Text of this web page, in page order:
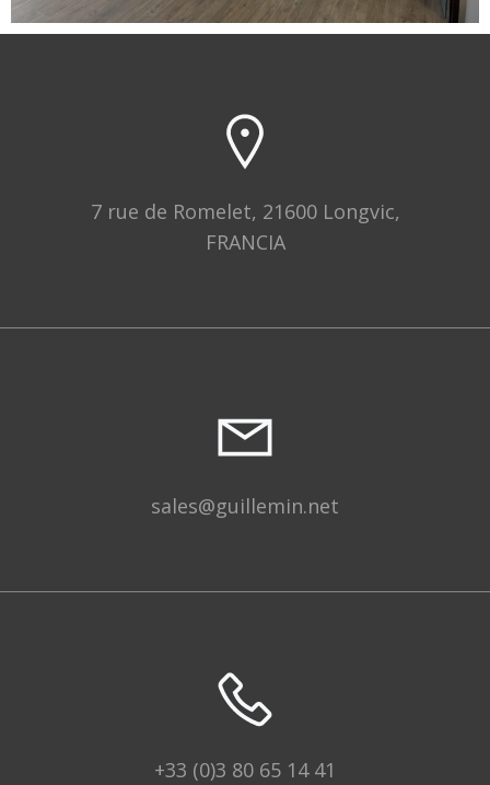
7 rue de Romelet, 21600 Longvic,
FRANCIA
sales@guillemin.net
+33 (0)3 80 65 14 41